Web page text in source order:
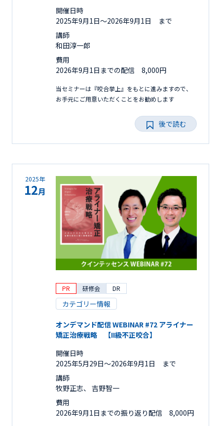
開催日時
2025年9月1日〜2026年9月1日 まで
講師
和田淳一郎
費用
2026年9月1日までの配信 8,000円
当セミナーは『咬合挙上』をもとに進みますので、
お手元にご用意いただくことをお勧めします
後で読む
2025年
12月
PR 研修会 DR
カテゴリー情報
オンデマンド配信 WEBINAR #72 アライナー
矯正治療戦略 【II級不正咬合】
開催日時
2025年5月29日〜2026年9月1日 まで
講師
牧野正志、 吉野智一
費用
2026年9月1日までの振り返り配信 8,000円